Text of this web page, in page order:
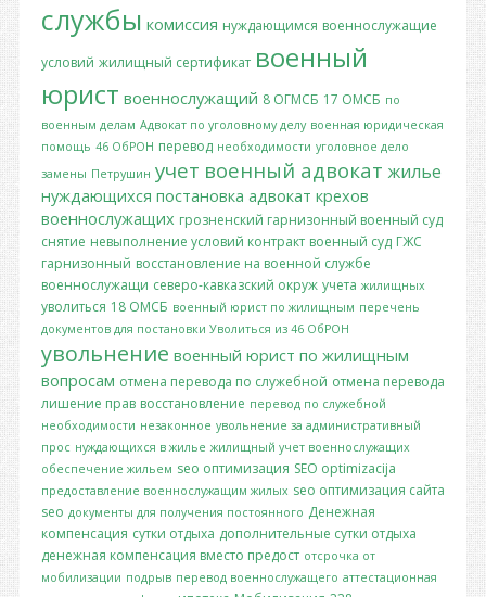
службы комиссия нуждающимся военнослужащие
условий жилищный сертификат военный
юрист военнослужащий 8 ОГМСБ 17 ОМСБ по
военным делам Адвокат по уголовному делу военная юридическая
помощь 46 ОбРОН перевод необходимости уголовное дело
замены Петрушин учет военный адвокат жилье
нуждающихся постановка адвокат крехов
военнослужащих грозненский гарнизонный военный суд
снятие невыполнение условий контракт военный суд ГЖС
гарнизонный восстановление на военной службе
военнослужащи северо-кавказский окруж учета жилищных
уволиться 18 ОМСБ военный юрист по жилищным перечень
документов для постановки Уволиться из 46 ОбРОН
увольнение военный юрист по жилищным
вопросам отмена перевода по служебной отмена перевода
лишение прав восстановление перевод по служебной
необходимости незаконное увольнение за административный
прос нуждающихся в жилье жилищный учет военнослужащих
обеспечение жильем seo оптимизация SEO optimizacija
предоставление военнослужащим жилых seo оптимизация сайта
seo документы для получения постоянного Денежная
компенсация сутки отдыха дополнительные сутки отдыха
денежная компенсация вместо предост отсрочка от
мобилизации подрыв перевод военнослужащего аттестационная